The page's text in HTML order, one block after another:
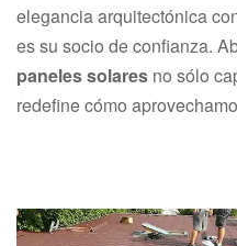
elegancia arquitectónica
es su socio de confianza.
paneles solares no sólo
redefine cómo